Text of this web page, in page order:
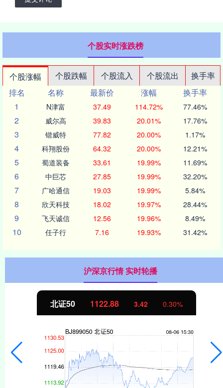
个股实时涨跌榜
个股涨幅 个股跌幅 个股流入 个股流出
换手率
排名
名称 最新价 涨幅
换手率
1
N津富 37.49 114.72% 77.46%
2 威尔高 39.83 20.01% 17.76%
3 锴威特 77.82 20.00% 1.17%
4 科翔股份 64.32 20.00% 12.21%
5 蜀道装备 33.61 19.99% 11.69%
6 中巨芯 27.85 19.99% 32.20%
7 广哈通信 19.03 19.99% 5.84%
8 欣天科技 18.02 19.97% 28.44%
9 飞天诚信 12.56 19.96% 8.49%
10 任子行 7.16 19.93% 31.42%
沪深京行情 实时轮播
北证50 1122.88 3.42 0.30%